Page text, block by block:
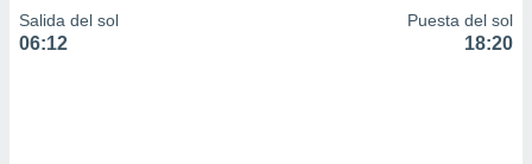
Salida del sol
06:12
Puesta del sol
18:20